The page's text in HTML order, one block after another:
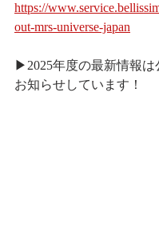
https://
out-mrs-universe-japan
▶︎2025年度の最新情報は
お知らせしています！